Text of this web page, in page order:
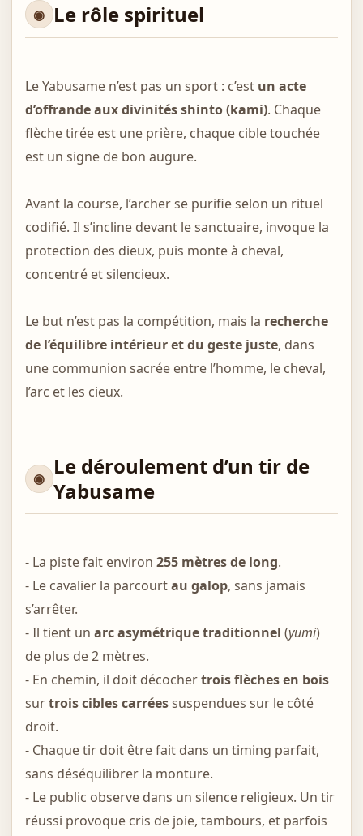
Le rôle spirituel
Le Yabusame n’est pas un sport : c’est un acte
d’offrande aux divinités shinto (kami). Chaque
flèche tirée est une prière, chaque cible touchée
est un signe de bon augure.
Avant la course, l’archer se purifie selon un rituel
codifié. Il s’incline devant le sanctuaire, invoque la
protection des dieux, puis monte à cheval,
concentré et silencieux.
Le but n’est pas la compétition, mais la recherche
de l’équilibre intérieur et du geste juste, dans
une communion sacrée entre l’homme, le cheval,
l’arc et les cieux.
Le déroulement d’un tir de
Yabusame
- La piste fait environ 255 mètres de long.
- Le cavalier la parcourtau galop, sans jamais
s’arrêter.
- Il tient un arc asymétrique traditionnel (yumi)
de plus de 2 mètres.
- En chemin, il doit décochertrois flèches en bois
surtrois cibles carréessuspendues sur le côté
droit.
- Chaque tir doit être fait dans un timing parfait,
sans déséquilibrer la monture.
- Le public observe dans un silence religieux. Un tir
réussi provoque cris de joie, tambours, et parfois